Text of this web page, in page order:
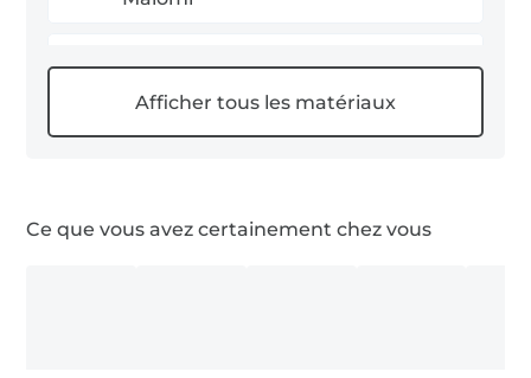
0,9 m tissu sergé de coton (queue)
0,2 m Vlieseline H640
Ce que vous avez certainement chez vous